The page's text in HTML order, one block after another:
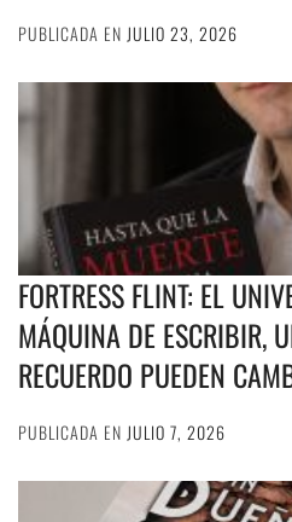
PUBLICADA EN JULIO 23, 2026
FORTRESS FLINT: EL
MÁQUINA DE ESCRIBIR,
RECUERDO PUEDEN
PUBLICADA EN JULIO 7, 2026